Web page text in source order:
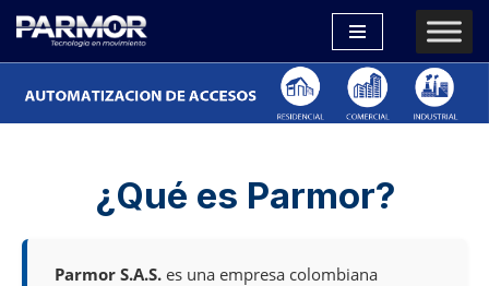
Saltar
¿Qué es Parmor?
Parmor S.A.S. es una empresa colombiana